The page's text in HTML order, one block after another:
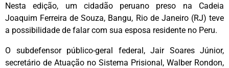
Nesta edição, um cidadão peruano preso na Cadeia
Joaquim Ferreira de Souza, Bangu, Rio de Janeiro (RJ) teve
a possibilidade de falar com sua esposa residente no Peru.
O subdefensor público-geral federal, Jair Soares Júnior,
secretário de Atuação no Sistema Prisional, Walber Rondon,